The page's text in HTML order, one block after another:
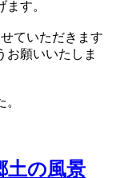
す。
ていただきます
お願いいたしま
土の風景